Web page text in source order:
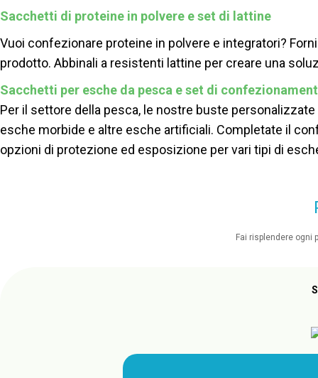
Sacchetti di proteine ​​in polvere e set di lattine
Vuoi confezionare proteine ​​in polvere e integratori?
prodotto. Abbinali a resistenti lattine per creare una
Sacchetti per esche da pesca e set di
Per il settore della pesca, le nostre buste
esche morbide e altre esche artificiali. Completate il
opzioni di protezione ed esposizione per vari tipi di
Fai risplendere ogni